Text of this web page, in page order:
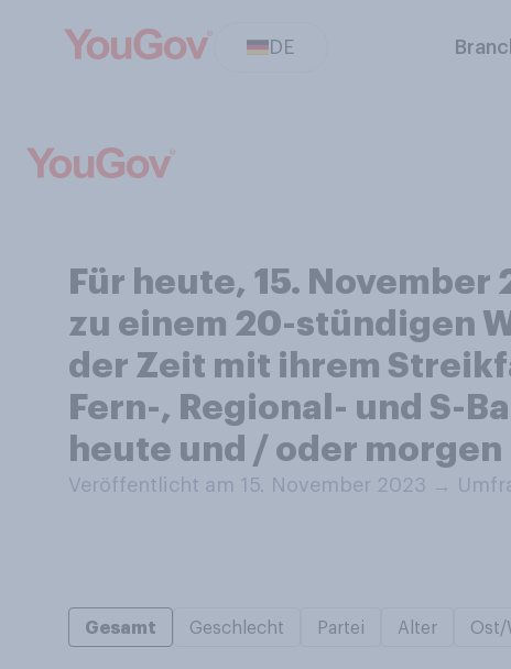
DE
Für heute, 15.
zu einem 20-stündigen
der Zeit mit ihrem
Fern-, Regional- und S-
heute und / oder
Veröffentlicht am 15. November 2023 →
Gesamt Geschlecht Partei Alter Ost/